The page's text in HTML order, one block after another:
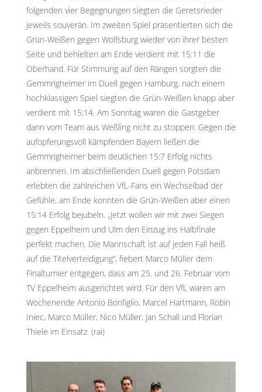
folgenden vier Begegnungen siegten die Geretsrieder
jeweils souverän. Im zweiten Spiel präsentierten sich die
Grün-Weißen gegen Wolfsburg wieder von ihrer besten
Seite und behielten am Ende verdient mit 15:11 die
Oberhand. Für Stimmung auf den Rängen sorgten die
Gemmrigheimer im Duell gegen Hamburg, nach einem
hochklassigen Spiel siegten die Grün-Weißen knapp aber
verdient mit 15:14. Am Sonntag waren die Gastgeber
dann vom Team aus Weßling nicht zu stoppen. Gegen die
aufopferungsvoll kämpfenden Bayern ließen die
Gemmrigheimer beim deutlichen 15:7 Erfolg nichts
anbrennen. Im abschließenden Duell gegen Potsdam
erlebten die zahlreichen VfL-Fans ein Wechselbad der
Gefühle, am Ende konnten die Grün-Weißen aber einen
15:14 Erfolg bejubeln. „Jetzt wollen wir mit zwei Siegen
gegen Eppelheim und Ulm den Einzug ins Halbfinale
perfekt machen. Die Mannschaft ist auf jeden Fall heiß
auf die Titelverteidigung“, fiebert Marco Müller dem
Finalturnier entgegen, dass am 25. und 26. Februar vom
TV Eppelheim ausgerichtet wird. Für den VfL waren am
Wochenende Antonio Bonfiglio, Marcel Hartmann, Robin
Iniec, Marco Müller, Nico Müller, Jan Schall und Florian
Thiele im Einsatz. (rai)